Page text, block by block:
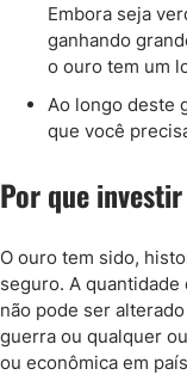
Embora seja
ganhando
o ouro tem um
Ao longo deste
que você
Por que
O ouro tem sido,
seguro. A
não pode ser
guerra ou qualquer
ou econômica em